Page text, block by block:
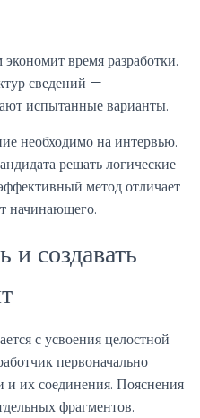
время разработки.
сведений —
испытанные варианты.
необходимо на интервью.
решать логические
метод отличает
начинающего.
и создавать
с усвоения целостной
первоначально
и их соединения. Пояснения
фрагментов.